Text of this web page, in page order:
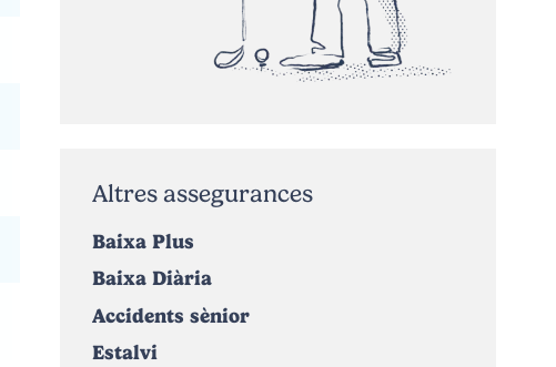
Altres assegurances
Baixa Plus
Baixa Diària
Accidents sènior
Estalvi